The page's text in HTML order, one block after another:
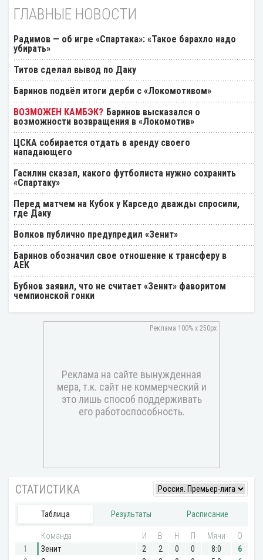
ГЛАВНЫЕ НОВОСТИ
Радимов — об игре «Спартака»: «Такое барахло надо
убирать»
Титов сделал вывод по Даку
Баринов подвёл итоги дерби с «Локомотивом»
Баринов высказался о
возможности возвращения в «Локомотив»
ЦСКА собирается отдать в аренду своего
нападающего
Гасилин сказал, какого футболиста нужно сохранить
«Спартаку»
Перед матчем на Кубок у Карседо дважды спросили,
где Даку
Волков публично предупредил «Зенит»
Баринов обозначил свое отношение к трансферу в
АЕК
Бубнов заявил, что не считает «Зенит» фаворитом
чемпионской гонки